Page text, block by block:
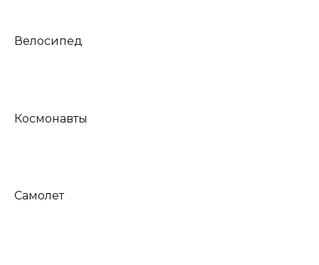
Велосипед
Космонавты
Самолет